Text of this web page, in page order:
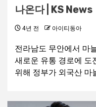
나온다 | KS News
4년 전 아이티동아
전라남도 무안에서 마
새로운 유통 경로에 도
위해 정부가 외국산 마